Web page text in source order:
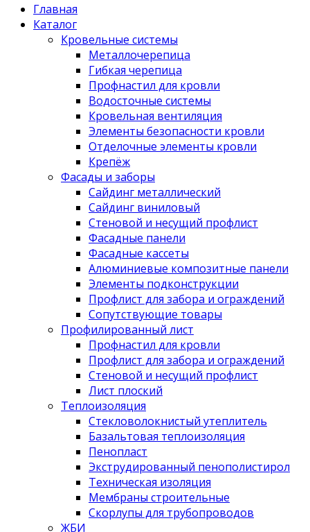
Главная
Каталог
Кровельные системы
Металлочерепица
Гибкая черепица
Профнастил для кровли
Водосточные системы
Кровельная вентиляция
Элементы безопасности кровли
Отделочные элементы кровли
Крепёж
Фасады и заборы
Сайдинг металлический
Сайдинг виниловый
Стеновой и несущий профлист
Фасадные панели
Фасадные кассеты
Алюминиевые композитные панели
Элементы подконструкции
Профлист для забора и ограждений
Сопутствующие товары
Профилированный лист
Профнастил для кровли
Профлист для забора и ограждений
Стеновой и несущий профлист
Лист плоский
Теплоизоляция
Стекловолокнистый утеплитель
Базальтовая теплоизоляция
Пенопласт
Экструдированный пенополистирол
Техническая изоляция
Мембраны строительные
Скорлупы для трубопроводов
ЖБИ